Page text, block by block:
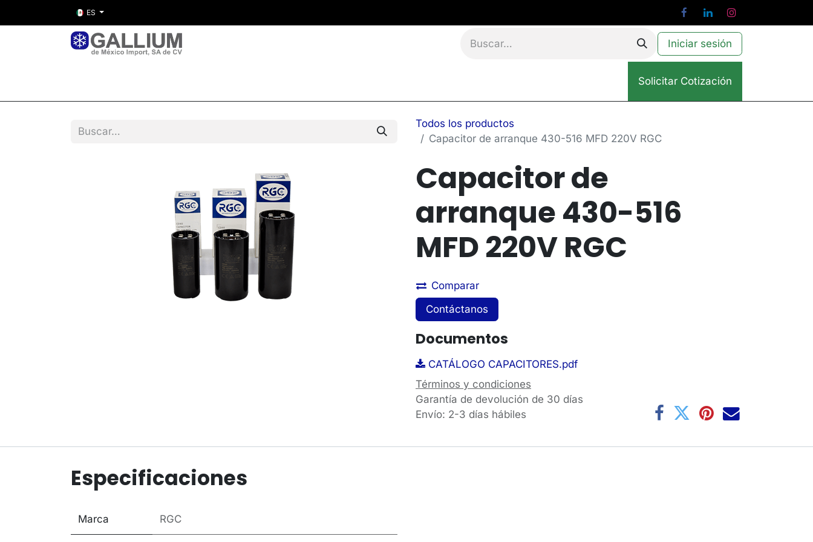
ES
Iniciar sesión
Solicitar Cotización
Todos los productos
Capacitor de arranque 430-516 MFD 220V RGC
Capacitor de
arranque 430-516
MFD 220V RGC
Comparar
Contáctanos
Documentos
CATÁLOGO CAPACITORES.pdf
Términos y condiciones
Garantía de devolución de 30 días
Envío: 2-3 días hábiles
Especificaciones
Marca RGC